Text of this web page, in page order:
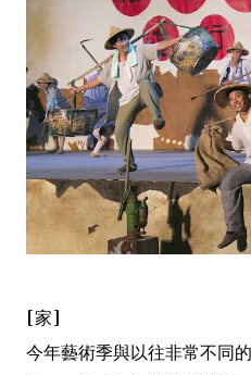
[家]
今年藝術季與以往非常不同